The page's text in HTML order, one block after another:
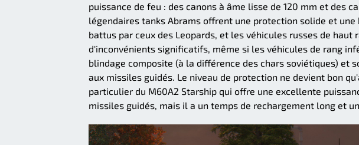
puissance de feu : des canons à âme lisse de 120 mm et des
légendaires tanks Abrams offrent une protection solide et
battus par ceux des Leopards, et les véhicules russes de
d'inconvénients significatifs, même si les véhicules de rang
blindage composite (à la différence des chars soviétiques) et
aux missiles guidés. Le niveau de protection ne devient bon
particulier du M60A2 Starship qui offre une excellente
missiles guidés, mais il a un temps de rechargement long et